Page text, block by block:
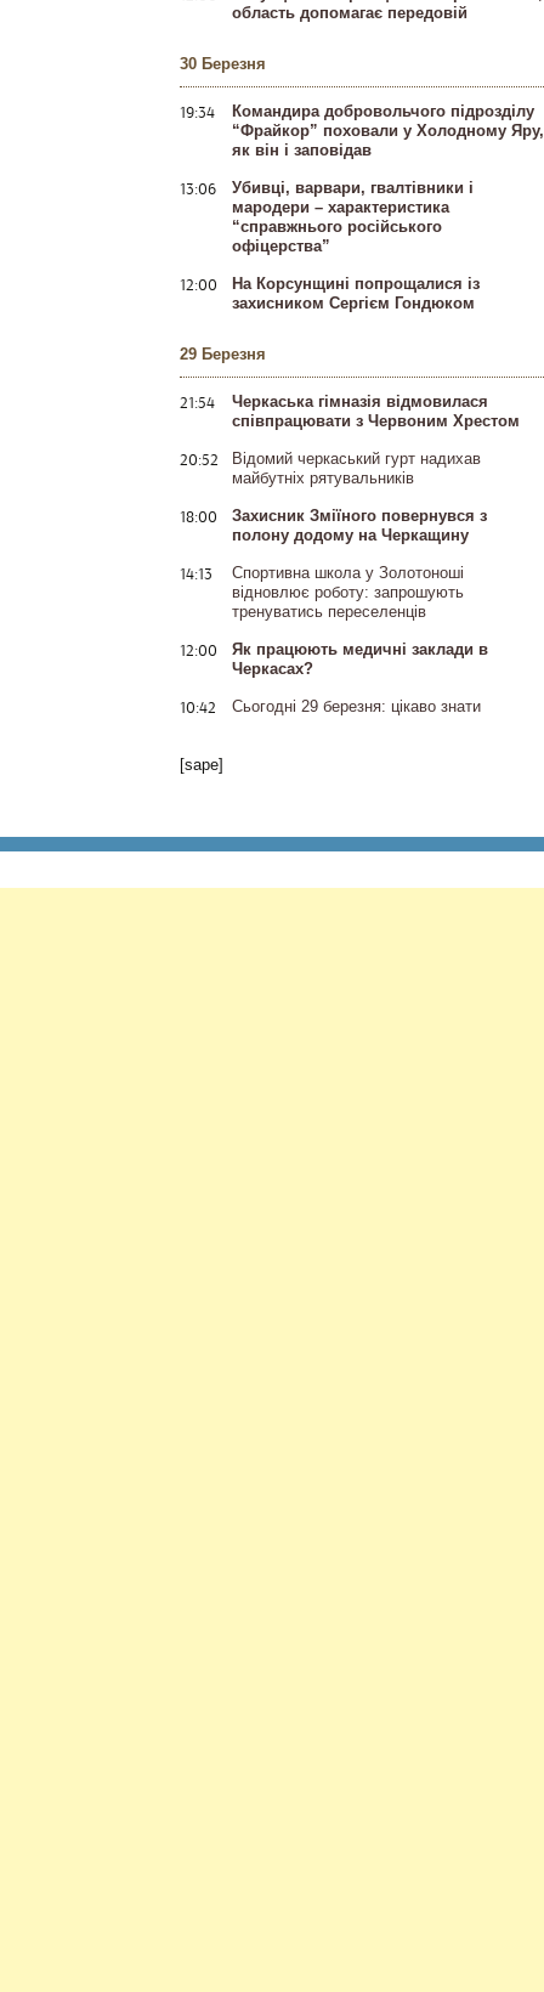
область допомагає передовій
30 Березня
19:34
Командира добровольчого підрозділу
“Фрайкор” поховали у Холодному Яру,
як він і заповідав
13:06
Убивці, варвари, гвалтівники і
мародери – характеристика
“справжнього російського
офіцерства”
12:00
На Корсунщині попрощалися із
захисником Сергієм Гондюком
29 Березня
21:54
Черкаська гімназія відмовилася
співпрацювати з Червоним Хрестом
20:52
Відомий черкаський гурт надихав
майбутніх рятувальників
18:00
Захисник Зміїного повернувся з
полону додому на Черкащину
14:13
Спортивна школа у Золотоноші
відновлює роботу: запрошують
тренуватись переселенців
12:00
Як працюють медичні заклади в
Черкасах?
10:42 Сьогодні 29 березня: цікаво знати
[sape]